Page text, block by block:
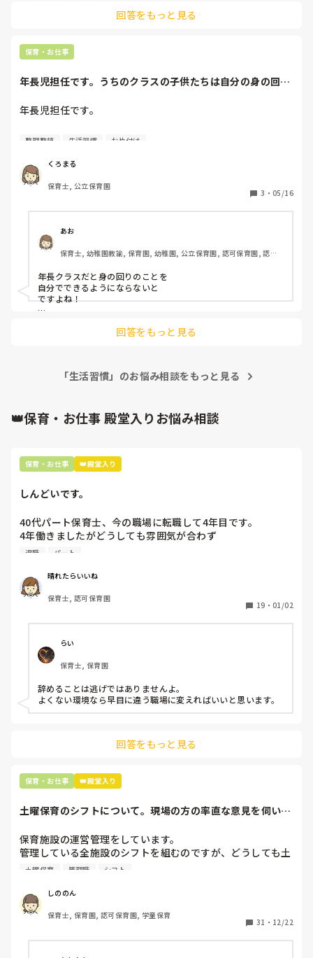
回答をもっと見る
保育・お仕事
年長児担任です。うちのクラスの子供たちは自分の身の回り
年長児担任です。
うちのクラスの子供たちは自分の身の回りの始末が苦手で…
あるべき場所に置いてない、室内で廃材遊びしてもそのま
ま…脱いだ服も脱ぎっぱなし…
なんてことが日常茶飯事。
も改善せず…でも年長だしいい手立てがないかなと探ってい
ますがいい案が浮かびません。
1年間かけてできるようになっていけばと思っていますが、
皆さんはどのような手立て使っていますか？
いいアイデアがあればを教えて下さい。
整理整頓 生活習慣 お片付け
くろまる
保育士, 公立保育園
3 ・ 05/16
あお
保育士, 幼稚園教諭, 保育園, 幼稚園, 公立保育園, 認可保育園, 認
可保育園
年長クラスだと身の回りのことを
自分でできるようにならないと
ですよね！
一斉にやらせるのはどうでしょうか？
例えば、外遊びの後は全員帽子を
着替えて片付けが終わった子には
座って待っててもらって全員終わってから次の行動をするなど
回答をもっと見る
「生活習慣」のお悩み相談をもっと見る
👑保育・お仕事 殿堂入りお悩み相談
保育・お仕事 👑殿堂入り
しんどいです。
40代パート保育士、今の職場に転職して4年目です。
4年働きましたがどうしても雰囲気が合わず
退職しようと思っています。
周りの職員は、勤続10年以上から何十年という先生がほとん
どです。
保護者子どもの愚痴悪口が多く、
今で言う不適切保育も
仕方ないよね
もう何も言わずに
子どもの言いなりになればいいんだね
などいう意見で…
上の先生に相談することは難しそうです。
最後の職場にしようと思っていましたが
辞めることは逃げ、と、過去辞めた人も何年も言われ続けて
います
退職 パート
晴れたらいいね
保育士, 認可保育園
19 ・ 01/02
らい
保育士, 保育園
辞めることは逃げではありませんよ。
よくない環境なら早目に違う職場に変えればいいと思います。
回答をもっと見る
保育・お仕事 👑殿堂入り
土曜保育のシフトについて。現場の方の率直な意見を伺いた
保育施設の運営管理をしています。
管理している全施設のシフトを組むのですが、どうしても土
曜保育だけは入れる方が少なく、いつも苦労しています。
て入職しているはずですが、いざ勤務が始まると一日も土曜
出勤が出来ない方ばかりです。
①土曜日の希望休は2日まで、と制限をかける
土曜保育 管理職 シフト
しののん
保育士, 保育園, 認可保育園, 学童保育
31 ・ 12/22